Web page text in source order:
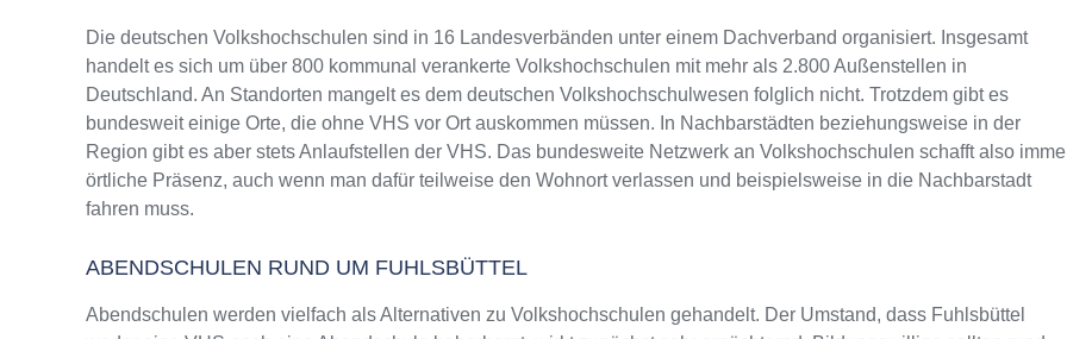
Die deutschen Volkshochschulen sind in 16 Landesverbänden unter einem Dachverband organisiert. Insgesamt
handelt es sich um über 800 kommunal verankerte Volkshochschulen mit mehr als 2.800 Außenstellen in
Deutschland. An Standorten mangelt es dem deutschen Volkshochschulwesen folglich nicht. Trotzdem gibt es
bundesweit einige Orte, die ohne VHS vor Ort auskommen müssen. In Nachbarstädten beziehungsweise in der
Region gibt es aber stets Anlaufstellen der VHS. Das bundesweite Netzwerk an Volkshochschulen schafft also
örtliche Präsenz, auch wenn man dafür teilweise den Wohnort verlassen und beispielsweise in die Nachbarstadt
fahren muss.
ABENDSCHULEN RUND UM FUHLSBÜTTEL
Abendschulen werden vielfach als Alternativen zu Volkshochschulen gehandelt. Der Umstand, dass Fuhlsbüttel